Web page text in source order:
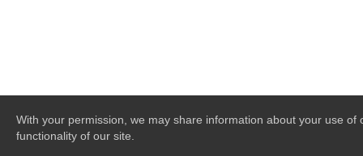
With your permission, we may share information about your use of
functionality of our site.